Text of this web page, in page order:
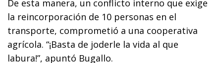
De esta manera, un conflicto interno que exige
la reincorporación de 10 personas en el
transporte, comprometió a una cooperativa
agrícola. “¡Basta de joderle la vida al que
labura!”, apuntó Bugallo.